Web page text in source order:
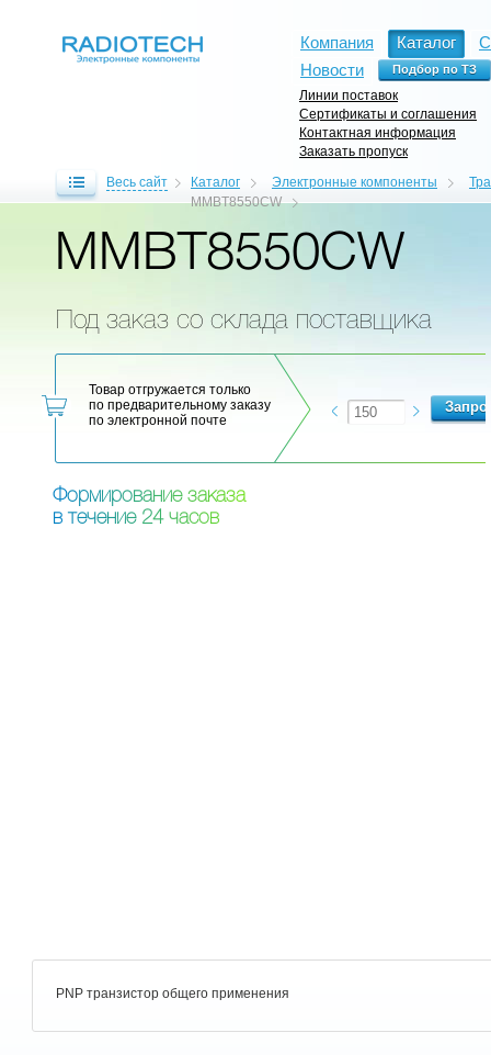
Компания Каталог
Новости
Линии поставок
Сертификаты и соглашения
Контактная информация
Заказать пропуск
Весь сайт Каталог Электронные компоненты
MMBT8550CW
MMBT8550CW
Под заказ со склада поставщика
Товар отгружается только
по предварительному заказу
по электронной почте
Формирование заказа
в течение 24 часов
PNP транзистор общего применения